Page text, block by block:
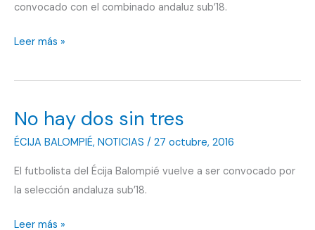
convocado con el combinado andaluz sub’18.
De
protagonismo
la
andaluza
Leer más »
No hay dos sin tres
ÉCIJA BALOMPIÉ, NOTICIAS / 27 octubre, 2016
El futbolista del Écija Balompié vuelve a ser convocado por
la selección andaluza sub’18.
No
Leer más »